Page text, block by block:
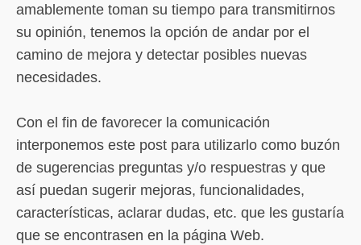
amablemente toman su tiempo para transmitirnos
su opinión, tenemos la opción de andar por el
camino de mejora y detectar posibles nuevas
necesidades.
Con el fin de favorecer la comunicación
interponemos este post para utilizarlo como buzón
de sugerencias preguntas y/o respuestras y que
así puedan sugerir mejoras, funcionalidades,
características, aclarar dudas, etc. que les gustaría
que se encontrasen en la página Web.